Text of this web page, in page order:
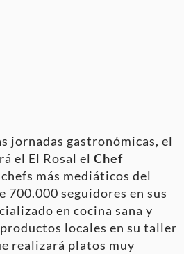
jornadas gastronómicas, el
el El Rosal el Chef
más mediáticos del
700.000 seguidores en sus
en cocina sana y
locales en su taller
realizará platos muy